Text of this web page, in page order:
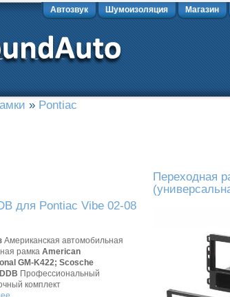
Автозвук Шумоизоляция Магазин
» Pontiac
для Pontiac Vibe 02-08
Американская автомобильная
рамка American
GM-K422; Scosche
Профессиональный
комплект
Переходная